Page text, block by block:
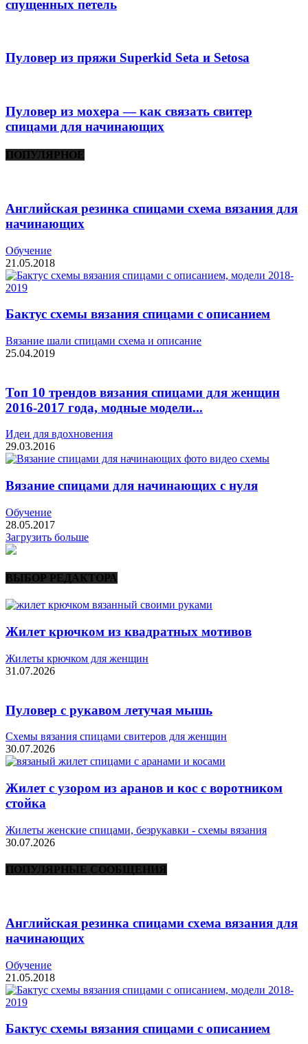
спущенных петель
Пуловер из пряжи Superkid Seta и Setosa
Пуловер из мохера — как связать свитер
спицами для начинающих
ПОПУЛЯРНОЕ
Английская резинка спицами схема вязания для
начинающих
Обучение
21.05.2018
Бактус схемы вязания спицами с описанием
Вязание шали спицами схема и описание
25.04.2019
Топ 10 трендов вязания спицами для женщин
2016-2017 года, модные модели...
Идеи для вдохновения
29.03.2016
Вязание спицами для начинающих с нуля
Обучение
28.05.2017
Загрузить больше
ВЫБОР РЕДАКТОРА
Жилет крючком из квадратных мотивов
Жилеты крючком для женщин
31.07.2026
Пуловер с рукавом летучая мышь
Схемы вязания спицами свитеров для женщин
30.07.2026
Жилет с узором из аранов и кос с воротником
стойка
Жилеты женские спицами, безрукавки - схемы вязания
30.07.2026
ПОПУЛЯРНЫЕ СООБЩЕНИЯ
Английская резинка спицами схема вязания для
начинающих
Обучение
21.05.2018
Бактус схемы вязания спицами с описанием